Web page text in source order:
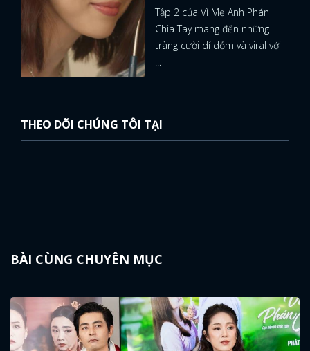
Tập 2 của Vì Mẹ Anh Phán
Chia Tay mang đến những
tràng cười dí dỏm và viral với
THEO DÕI CHÚNG TÔI TẠI
BÀI CÙNG CHUYÊN MỤC